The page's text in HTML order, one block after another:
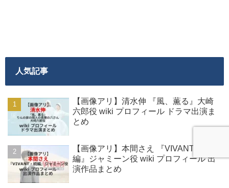
人気記事
【画像アリ】清水伸 『風、薫る』大崎
六郎役 wiki プロフィール ドラマ出演ま
とめ
【画像アリ】本間さえ 『VIVANT・続
編』ジャミーン役 wiki プロフィール 出
演作品まとめ